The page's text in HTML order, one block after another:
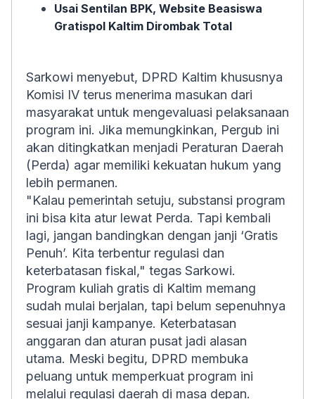
Usai Sentilan BPK, Website Beasiswa
Gratispol Kaltim Dirombak Total
Sarkowi menyebut, DPRD Kaltim khususnya
Komisi IV terus menerima masukan dari
masyarakat untuk mengevaluasi pelaksanaan
program ini. Jika memungkinkan, Pergub ini
akan ditingkatkan menjadi Peraturan Daerah
(Perda) agar memiliki kekuatan hukum yang
lebih permanen.
"Kalau pemerintah setuju, substansi program
ini bisa kita atur lewat Perda. Tapi kembali
lagi, jangan bandingkan dengan janji ‘Gratis
Penuh’. Kita terbentur regulasi dan
keterbatasan fiskal," tegas Sarkowi.
Program kuliah gratis di Kaltim memang
sudah mulai berjalan, tapi belum sepenuhnya
sesuai janji kampanye. Keterbatasan
anggaran dan aturan pusat jadi alasan
utama. Meski begitu, DPRD membuka
peluang untuk memperkuat program ini
melalui regulasi daerah di masa depan.